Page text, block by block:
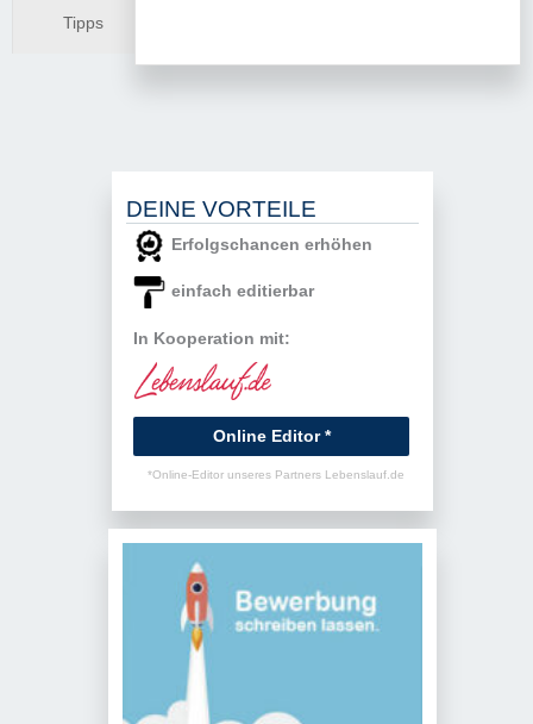
Tipps
DEINE VORTEILE
Erfolgschancen erhöhen
einfach editierbar
In Kooperation mit:
Online Editor *
*Online-Editor unseres Partners Lebenslauf.de